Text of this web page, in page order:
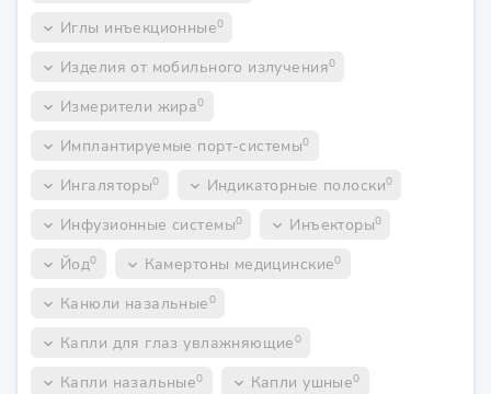
keyboard_arrow_down Иглы инъекционные0
keyboard_arrow_down Изделия от мобильного излучения0
keyboard_arrow_down Измерители жира0
keyboard_arrow_down Имплантируемые порт-системы0
keyboard_arrow_down Ингаляторы0 keyboard_arrow_down Индикаторные полоски0
keyboard_arrow_down Инфузионные системы0 keyboard_arrow_down Инъекторы0
keyboard_arrow_down Йод0 keyboard_arrow_down Камертоны медицинские0
keyboard_arrow_down Канюли назальные0
keyboard_arrow_down Капли для глаз увлажняющие0
keyboard_arrow_down Капли назальные0 keyboard_arrow_down Капли ушные0